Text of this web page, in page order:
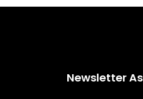
Newsletter